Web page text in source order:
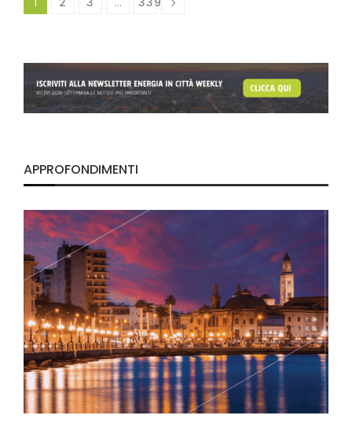
APPROFONDIMENTI